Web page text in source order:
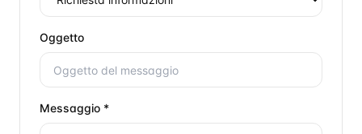
Oggetto
Messaggio *